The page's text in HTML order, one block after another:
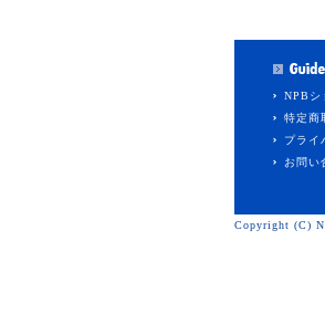
NPBシ
特定商
プライ
お問い
Copyright (C)